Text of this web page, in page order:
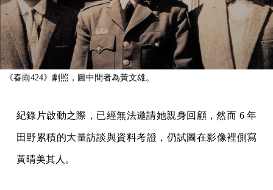
《春雨424》劇照，圖中間者為黃文雄。
紀錄片啟動之際，已經無法邀請她親身回顧，然而 6 年
田野累積的大量訪談與資料考證，仍試圖在影像裡側寫
黃晴美其人。